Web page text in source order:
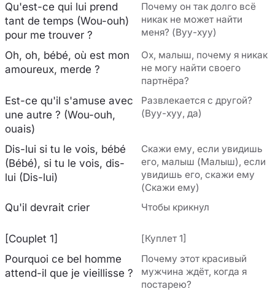
Qu'est-ce qui lui prend
tant de temps (Wou-ouh)
pour me trouver ?
Почему он так долго всё
никак не может найти
меня? (Вуу-хуу)
Oh, oh, bébé, où est mon
amoureux, merde ?
Ох, малыш, почему я никак
не могу найти своего
партнёра?
Est-ce qu'il s'amuse avec
une autre ? (Wou-ouh,
ouais)
Развлекается с другой?
(Вуу-хуу, да)
Dis-lui si tu le vois, bébé
(Bébé), si tu le vois, dis-
lui (Dis-lui)
Скажи ему, если увидишь
его, малыш (Малыш), если
увидишь его, скажи ему
(Скажи ему)
Qu'il devrait crier Чтобы крикнул
[Couplet 1] [Куплет 1]
Pourquoi ce bel homme
attend-il que je vieillisse ?
Почему этот красивый
мужчина ждёт, когда я
постарею?